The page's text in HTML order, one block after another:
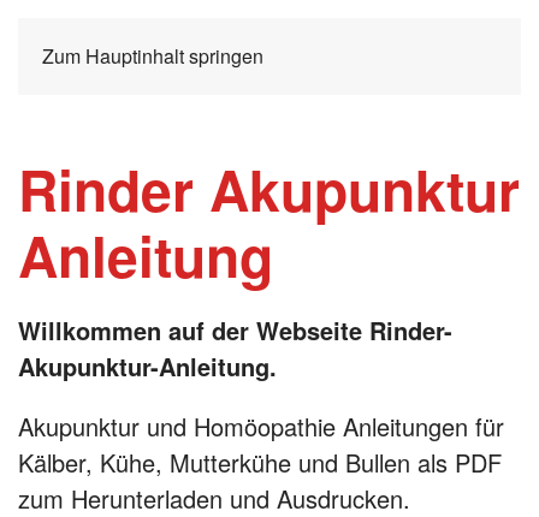
Zum Hauptinhalt springen
Rinder Akupunktur
Anleitung
Willkommen auf der Webseite Rinder-
Akupunktur-Anleitung.
Akupunktur und Homöopathie Anleitungen für
Kälber, Kühe, Mutterkühe und Bullen als PDF
zum Herunterladen und Ausdrucken.